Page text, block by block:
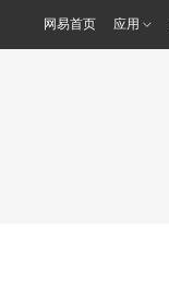
网易首页 应用